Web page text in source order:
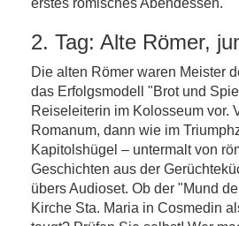
erstes römisches Abendessen.
2. Tag: Alte Römer,
Die alten Römer waren Meister
das Erfolgsmodell "Brot und
Reiseleiterin im Kolosseum vor.
Romanum, dann wie im
Kapitolshügel – untermalt von
Geschichten aus der
übers Audioset. Ob der "Mund
Kirche Sta. Maria in Cosmedin